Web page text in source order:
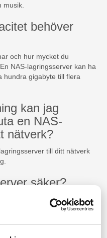
musik.
behöver
och hur mycket du
NAS-lagringsserver kan ha
hundra gigabyte till flera
kan jag
en NAS-
nätverk?
till ditt nätverk
säker?
en säker lösning för
Du kan